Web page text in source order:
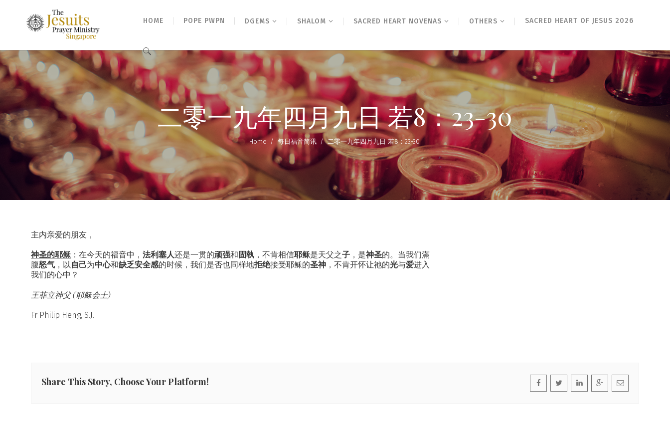
HOME POPE PWPN DGEMS SHALOM SACRED HEART NOVENAS OTHERS SACRED HEART OF JESUS 2026
Search
for:
二零一九年四月九日 若8：23-30
Home / 每日福音简讯 /二零一九年四月九日 若8：23-30
主内亲爱的朋友，
神圣的耶稣 ：在今天的福音中， 法利塞人还是一贯的顽强和 固執 ，不肯相信耶稣是天父之子 ，是神圣的。当我们滿
腹怒气 ，以自己为中心和缺乏安全感的时候，我们是否也同样地拒绝接受耶稣的圣神 ，不肯开怀让祂的光与爱进入
我们的心中？
王菲立神父 (耶稣会士)
Fr Philip Heng, S.J.
Share This Story, Choose Your Platform!